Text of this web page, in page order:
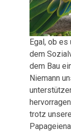
Egal, ob
dem
dem Bau
Niemann
trotz